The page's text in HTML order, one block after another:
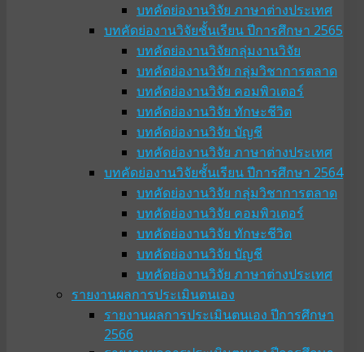
บทคัดย่องานวิจัย ภาษาต่างประเทศ
บทคัดย่องานวิจัยชั้นเรียน ปีการศึกษา 2565
บทคัดย่องานวิจัยกลุ่มงานวิจัย
บทคัดย่องานวิจัย กลุ่มวิชาการตลาด
บทคัดย่องานวิจัย คอมพิวเตอร์
บทคัดย่องานวิจัย ทักษะชีวิต
บทคัดย่องานวิจัย บัญชี
บทคัดย่องานวิจัย ภาษาต่างประเทศ
บทคัดย่องานวิจัยชั้นเรียน ปีการศึกษา 2564
บทคัดย่องานวิจัย กลุ่มวิชาการตลาด
บทคัดย่องานวิจัย คอมพิวเตอร์
บทคัดย่องานวิจัย ทักษะชีวิต
บทคัดย่องานวิจัย บัญชี
บทคัดย่องานวิจัย ภาษาต่างประเทศ
รายงานผลการประเมินตนเอง
รายงานผลการประเมินตนเอง ปีการศึกษา
2566